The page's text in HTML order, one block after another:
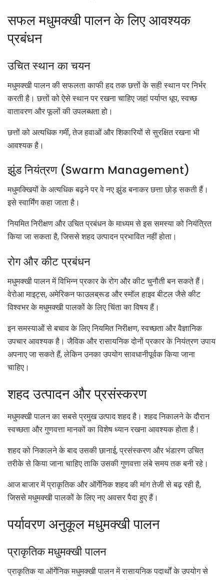
सफल मधुमक्खी पालन के लिए आवश्यक
प्रबंधन
उचित स्थान का चयन
मधुमक्खी पालन की सफलता काफी हद तक छत्तों के सही स्थान पर निर्भर
करती है। छत्तों को ऐसे स्थान पर रखना चाहिए जहां पर्याप्त धूप, स्वच्छ
वातावरण और फूलों की उपलब्धता हो।
छत्तों को अत्यधिक गर्मी, तेज हवाओं और शिकारियों से सुरक्षित रखना भी
आवश्यक है।
झुंड नियंत्रण (Swarm Management)
मधुमक्खियों के अत्यधिक बढ़ने पर वे नए झुंड बनाकर छत्ता छोड़ सकती हैं।
इसे स्वार्मिंग कहा जाता है।
नियमित निरीक्षण और उचित प्रबंधन के माध्यम से इस समस्या को नियंत्रित
किया जा सकता है, जिससे शहद उत्पादन प्रभावित नहीं होता।
रोग और कीट प्रबंधन
मधुमक्खी पालन में विभिन्न प्रकार के रोग और कीट चुनौती बन सकते हैं।
वेरोआ माइट्स, अमेरिकन फाउलब्रूड और स्मॉल हाइव बीटल जैसे कीट
विश्वभर के मधुमक्खी पालकों के लिए चिंता का विषय हैं।
इन समस्याओं से बचाव के लिए नियमित निरीक्षण, स्वच्छता और वैज्ञानिक
उपचार आवश्यक है। जैविक और रासायनिक दोनों प्रकार के नियंत्रण उपाय
अपनाए जा सकते हैं, लेकिन उनका उपयोग सावधानीपूर्वक किया जाना
चाहिए।
शहद उत्पादन और प्रसंस्करण
मधुमक्खी पालन का सबसे प्रमुख उत्पाद शहद है। शहद निकालने के दौरान
स्वच्छता और गुणवत्ता मानकों का विशेष ध्यान रखना आवश्यक होता है।
शहद को निकालने के बाद उसकी छानाई, प्रसंस्करण और भंडारण उचित
तरीके से किया जाना चाहिए ताकि उसकी गुणवत्ता लंबे समय तक बनी रहे।
आज बाजार में प्राकृतिक और ऑर्गेनिक शहद की मांग तेजी से बढ़ रही है,
जिससे मधुमक्खी पालकों के लिए नए अवसर पैदा हुए हैं।
पर्यावरण अनुकूल मधुमक्खी पालन
प्राकृतिक मधुमक्खी पालन
प्राकृतिक या ऑर्गेनिक मधुमक्खी पालन में रासायनिक पदार्थों के उपयोग से